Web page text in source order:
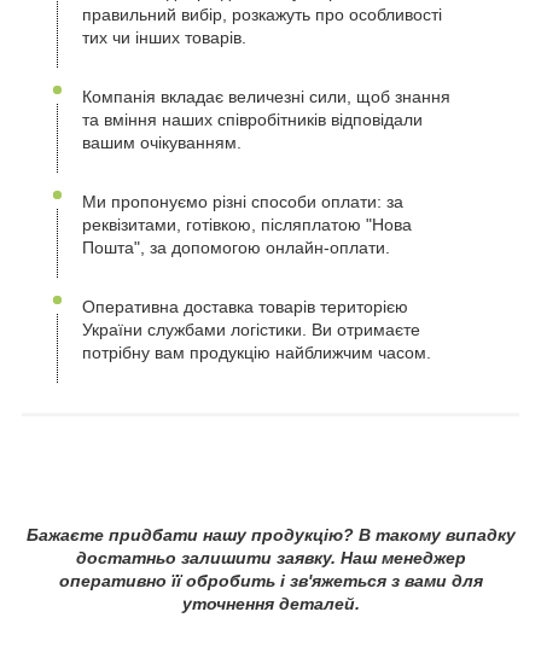
правильний вибір, розкажуть про особливості
тих чи інших товарів.
Компанія вкладає величезні сили, щоб знання
та вміння наших співробітників відповідали
вашим очікуванням.
Ми пропонуємо різні способи оплати: за
реквізитами, готівкою, післяплатою "Нова
Пошта", за допомогою онлайн-оплати.
Оперативна доставка товарів територією
України службами логістики. Ви отримаєте
потрібну вам продукцію найближчим часом.
Бажаєте придбати нашу продукцію? В такому випадку
достатньо залишити заявку. Наш менеджер
оперативно її обробить і зв'яжеться з вами для
уточнення деталей.